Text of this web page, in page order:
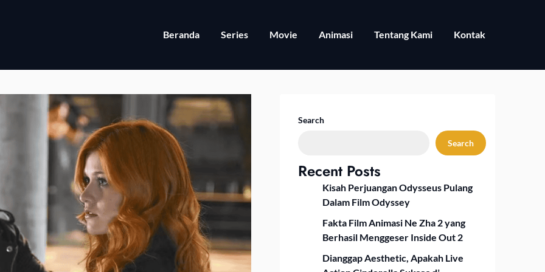
Beranda Series Movie Animasi Tentang Kami Kontak
Search
Search
Recent Posts
Kisah Perjuangan Odysseus Pulang
Dalam Film Odyssey
Fakta Film Animasi Ne Zha 2 yang
Berhasil Menggeser Inside Out 2
Dianggap Aesthetic, Apakah Live